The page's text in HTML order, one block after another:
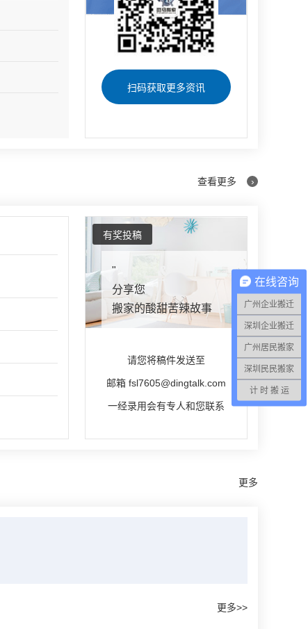
随着广州经济的快速发展，各种行业逐渐增多，尤其是现在的公司搬家市
扫码获取更多资讯
查看更多 ›
有奖投稿
"
分享您
搬家的酸甜苦辣故事
请您将稿件发送至
邮箱 fsl7605@dingtalk.com
一经录用会有专人和您联系
更多
更多>>
在线咨询
广州企业搬迁
深圳企业搬迁
广州居民搬家
深圳民民搬家
计 时 搬 运